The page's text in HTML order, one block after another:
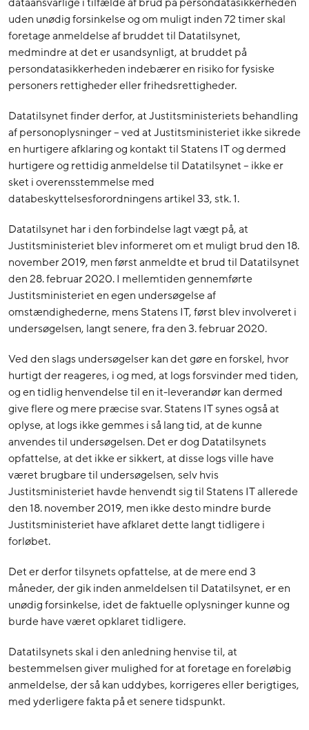
uden unødig forsinkelse og om muligt inden 72 timer skal
foretage anmeldelse af bruddet til Datatilsynet,
medmindre at det er usandsynligt, at bruddet på
persondatasikkerheden indebærer en risiko for fysiske
personers rettigheder eller frihedsrettigheder.
Datatilsynet finder derfor, at Justitsministeriets behandling
af personoplysninger – ved at Justitsministeriet ikke sikrede
en hurtigere afklaring og kontakt til Statens IT og dermed
hurtigere og rettidig anmeldelse til Datatilsynet – ikke er
sket i overensstemmelse med
databeskyttelsesforordningens artikel 33, stk. 1.
Datatilsynet har i den forbindelse lagt vægt på, at
Justitsministeriet blev informeret om et muligt brud den 18.
november 2019, men først anmeldte et brud til Datatilsynet
den 28. februar 2020. I mellemtiden gennemførte
Justitsministeriet en egen undersøgelse af
omstændighederne, mens Statens IT, først blev involveret i
undersøgelsen, langt senere, fra den 3. februar 2020.
Ved den slags undersøgelser kan det gøre en forskel, hvor
hurtigt der reageres, i og med, at logs forsvinder med tiden,
og en tidlig henvendelse til en it-leverandør kan dermed
give flere og mere præcise svar. Statens IT synes også at
oplyse, at logs ikke gemmes i så lang tid, at de kunne
anvendes til undersøgelsen. Det er dog Datatilsynets
opfattelse, at det ikke er sikkert, at disse logs ville have
været brugbare til undersøgelsen, selv hvis
Justitsministeriet havde henvendt sig til Statens IT allerede
den 18. november 2019, men ikke desto mindre burde
Justitsministeriet have afklaret dette langt tidligere i
forløbet.
Det er derfor tilsynets opfattelse, at de mere end 3
måneder, der gik inden anmeldelsen til Datatilsynet, er en
unødig forsinkelse, idet de faktuelle oplysninger kunne og
burde have været opklaret tidligere.
Datatilsynets skal i den anledning henvise til, at
bestemmelsen giver mulighed for at foretage en foreløbig
anmeldelse, der så kan uddybes, korrigeres eller berigtiges,
med yderligere fakta på et senere tidspunkt.